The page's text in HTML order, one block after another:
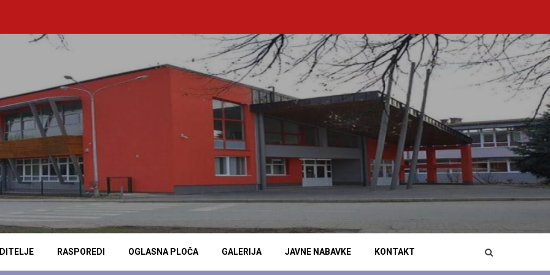
RASPOREDI OGLASNA PLOČA GALERIJA JAVNE NABAVKE KONTAKT